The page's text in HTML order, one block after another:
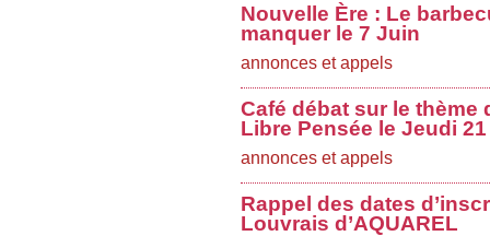
Nouvelle Ère : Le
manquer le 7 Juin
annonces et appels
Café débat sur le
Libre Pensée le Jeudi 21
annonces et appels
Rappel des dates
Louvrais d’AQUAREL